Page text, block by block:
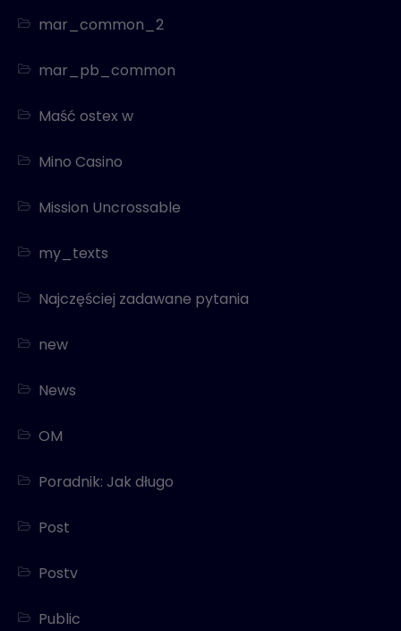
mar_common_2
mar_pb_common
Maść ostex w
Mino Casino
Mission Uncrossable
my_texts
Najczęściej zadawane pytania
new
News
OM
Poradnik: Jak długo
Post
Postv
Public